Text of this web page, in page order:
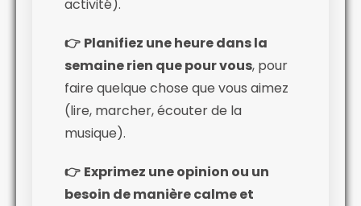
activité).
👉 Planifiez une heure dans la
semaine rien que pour vous, pour
faire quelque chose que vous aimez
(lire, marcher, écouter de la
musique).
👉 Exprimez une opinion ou un
besoin de manière calme et